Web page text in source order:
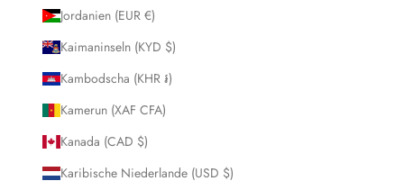
Jordanien (EUR €)
Kaimaninseln (KYD $)
Kambodscha (KHR ៛)
Kamerun (XAF CFA)
Kanada (CAD $)
Karibische Niederlande (USD $)